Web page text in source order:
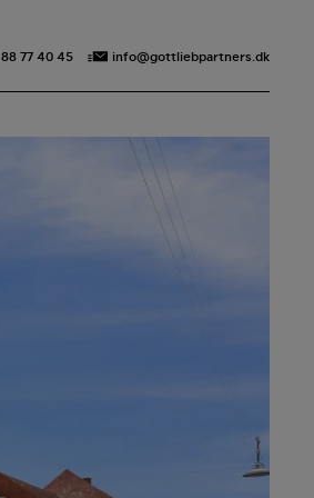
88 77 40 45 info@gottliebpartners.dk